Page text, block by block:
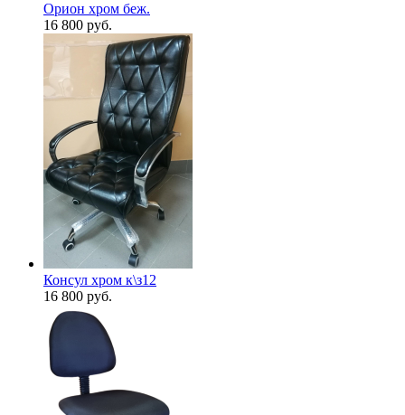
Орион хром беж.
16 800 руб.
Консул хром к\з12
16 800 руб.